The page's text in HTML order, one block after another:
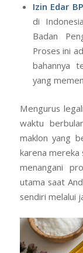
Izin Edar
di
Badan
Proses ini
bahannya
yang
Mengurus
waktu
maklon yang
karena mereka
menangani
utama saat
sendiri melalui